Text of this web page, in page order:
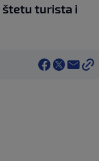
štetu turista i